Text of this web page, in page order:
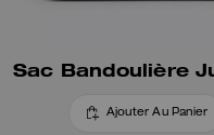
Ajouter Au Panier